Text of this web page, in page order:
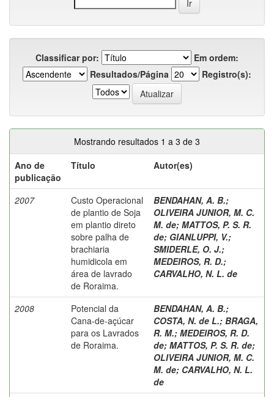
Classificar por:
Em ordem:
Resultados/Página
Registro(s):
Mostrando resultados 1 a 3 de 3
Ano de
publicação
Título Autor(es)
2007
Custo Operacional
de plantio de Soja
em plantio direto
sobre palha de
brachiaria
humidicola em
área de lavrado
de Roraima.
BENDAHAN, A. B.;
OLIVEIRA JUNIOR, M. C.
M. de; MATTOS, P. S. R.
de; GIANLUPPI, V.;
SMIDERLE, O. J.;
MEDEIROS, R. D.;
CARVALHO, N. L. de
2008
Potencial da
Cana-de-açúcar
para os Lavrados
de Roraima.
BENDAHAN, A. B.;
COSTA, N. de L.; BRAGA,
R. M.; MEDEIROS, R. D.
de; MATTOS, P. S. R. de;
OLIVEIRA JUNIOR, M. C.
M. de; CARVALHO, N. L.
de